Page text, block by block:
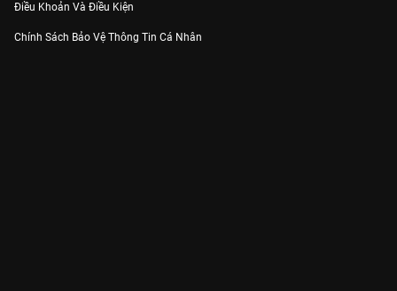
Điều Khoản Và Điều Kiện
Chính Sách Bảo Vệ Thông Tin Cá Nhân